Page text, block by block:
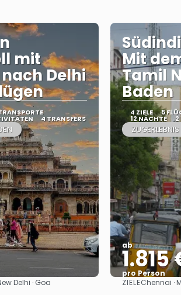
mit
Delhi
4 TRANSFERS
Delhi · Goa
Mit
Tamil
Baden
4 ZIELE 5
12 NÄCHTE 2
ZUGERLEBNIS
ab
1.815
pro Person
ZIELEChennai ·